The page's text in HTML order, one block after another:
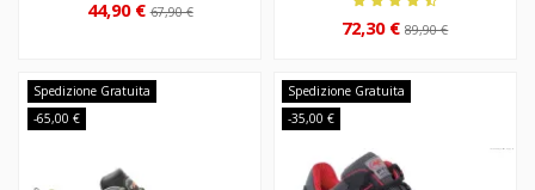
44,90 €67,90 €
72,30 €89,90 €
Spedizione Gratuita
-65,00 €
Spedizione Gratuita
-35,00 €